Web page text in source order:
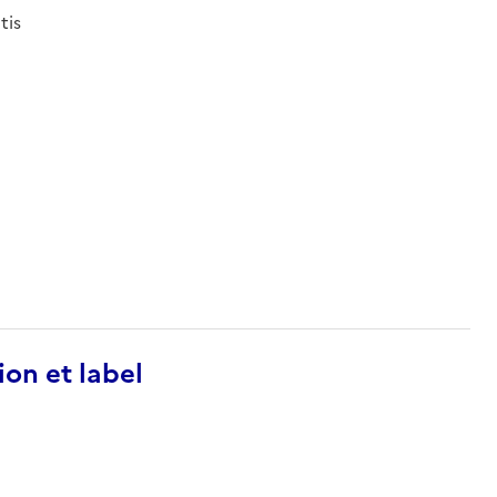
et label